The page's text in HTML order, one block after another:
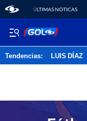
ÚLTIMAS NOTICAS
Tendencias: LUIS DÍAZ